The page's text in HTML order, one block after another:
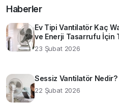
Haberler
Ev Tipi Vantilatör Kaç
ve Enerji Tasarrufu İçin
23 Şubat 2026
Sessiz Vantilatör Nedir?
22 Şubat 2026